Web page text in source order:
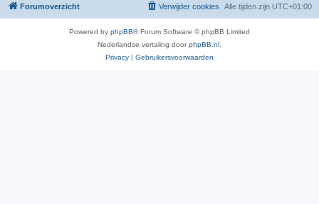
Forumoverzicht Alle tijden zijn UTC+01:00
Verwijder cookies
Powered by phpBB® Forum Software © phpBB Limited
Nederlandse vertaling doorphpBB.nl
Privacy | Gebruikersvoorwaarden